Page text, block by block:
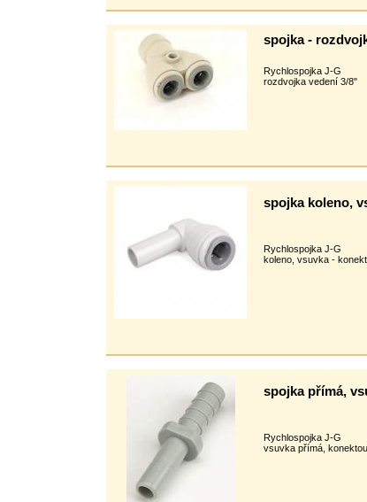
spojka -
Rychlospojka J-G
rozdvojka vedení 3/8"
spojka koleno,
Rychlospojka J-G
koleno, vsuvka -
spojka přímá,
Rychlospojka J-G
vsuvka přímá,